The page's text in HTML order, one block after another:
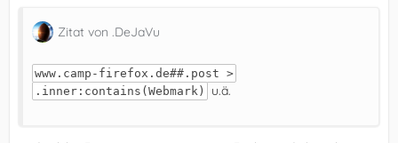
Zitat von .DeJaVu
www.camp-firefox.de##.post >
.inner:contains(Webmark)
u.ä.